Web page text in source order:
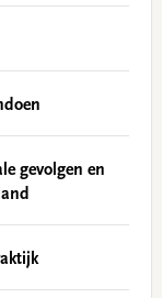
gevolgen en